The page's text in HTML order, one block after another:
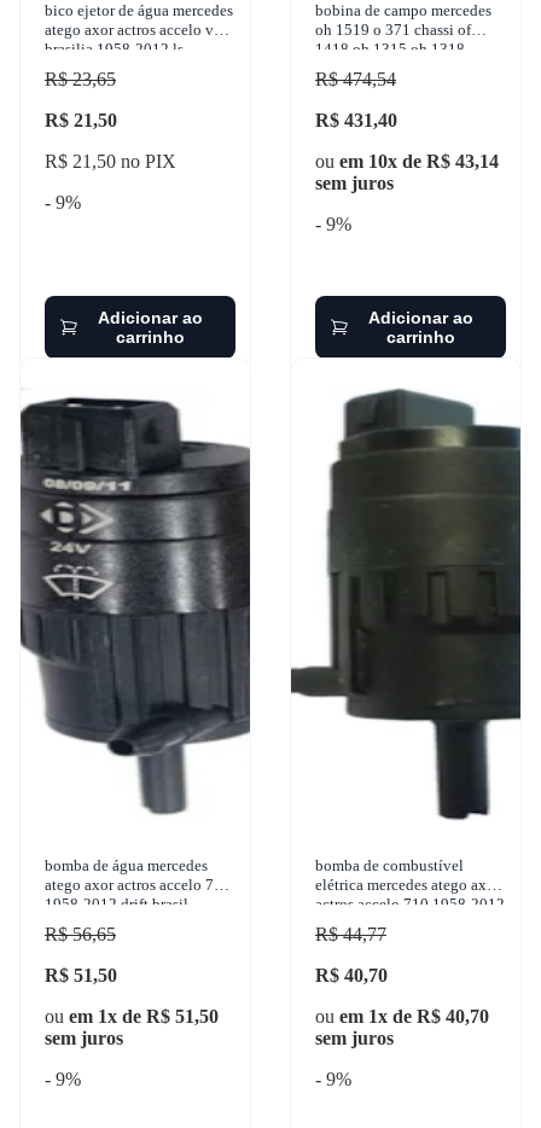
bico ejetor de água mercedes
atego axor actros accelo vw
brasilia 1958-2012 ls
industria - ls146
R$ 23,65
R$ 21,50
R$ 21,50 no PIX
- 9%
Adicionar ao
carrinho
bobina de campo mercedes
oh 1519 o 371 chassi of
1418 oh 1315 oh 1318
1970-2011 cinap -
76813738
R$ 474,54
R$ 431,40
ou em 10x de R$ 43,14
sem juros
- 9%
Adicionar ao
carrinho
bomba de água mercedes
atego axor actros accelo 710
1958-2012 drift brasil -
dk819.31
R$ 56,65
R$ 51,50
ou em 1x de R$ 51,50
sem juros
- 9%
bomba de combustível
elétrica mercedes atego axor
actros accelo 710 1958-2012
marilia - im20615
R$ 44,77
R$ 40,70
ou em 1x de R$ 40,70
sem juros
- 9%